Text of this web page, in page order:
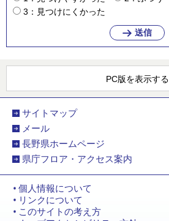
3：見つけにくかった
PC版を表示する
サイトマップ
メール
長野県ホームページ
県庁フロア・アクセス案内
個人情報について
リンクについて
このサイトの考え方